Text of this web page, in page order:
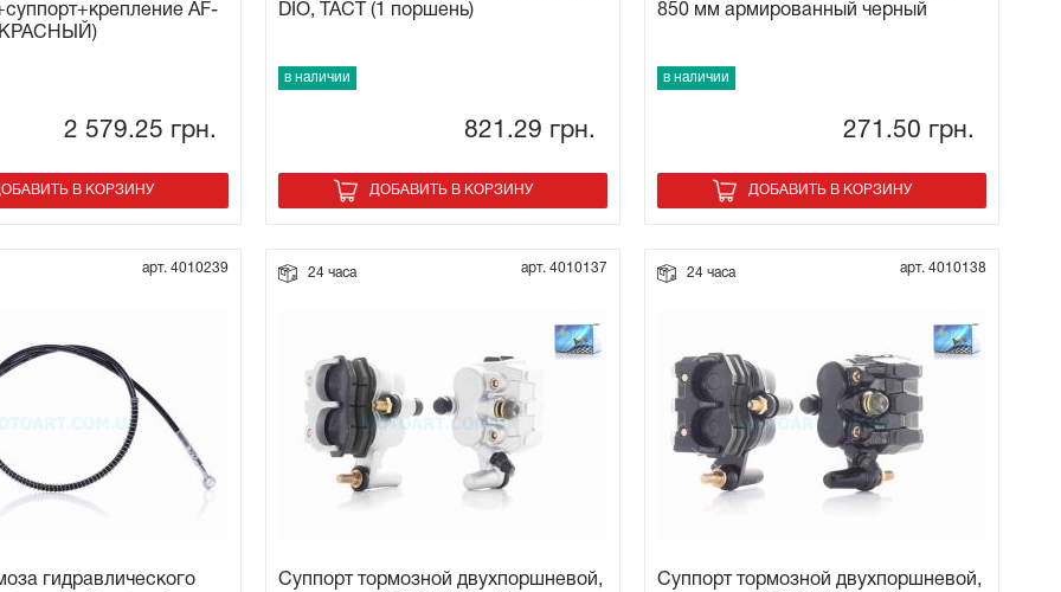
AF-
2 579.25 грн.
В КОРЗИНУ
DIO, TACT (1 поршень)
в наличии
821.29 грн.
ДОБАВИТЬ В КОРЗИНУ
850 мм армированный черный
в наличии
271.50 грн.
ДОБАВИТЬ В КОРЗИНУ
арт. 4010239
гидравлического
24 часа арт. 4010137
Суппорт тормозной двухпоршневой,
24 часа арт. 4010138
Суппорт тормозной двухпоршневой,